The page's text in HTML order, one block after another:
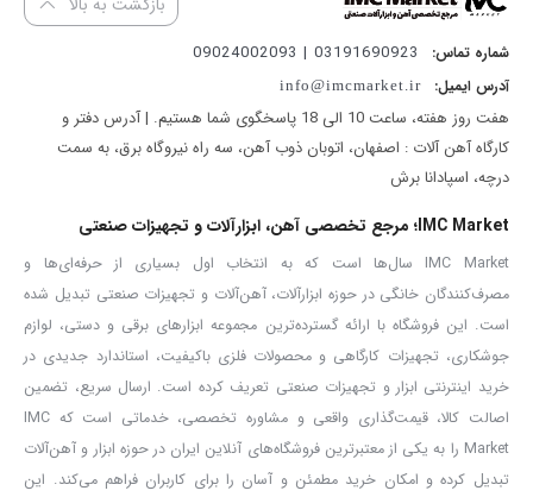
از کیفیت بسیار بالایی برخوردار می باشد .
شماره تماس: 03191690923 | 09024002093
آدرس ایمیل: info@imcmarket.ir
هفت روز هفته، ساعت 10 الی 18 پاسخگوی شما هستیم. | آدرس دفتر و
کارگاه آهن آلات : اصفهان، اتوبان ذوب آهن، سه راه نیروگاه برق، به سمت
درچه، اسپادانا برش
IMC Market؛ مرجع تخصصی آهن، ابزارآلات و تجهیزات صنعتی
IMC Market سال‌ها است که به انتخاب اول بسیاری از حرفه‌ای‌ها و
مصرف‌کنندگان خانگی در حوزه ابزارآلات، آهن‌آلات و تجهیزات صنعتی تبدیل شده
است. این فروشگاه با ارائه گسترده‌ترین مجموعه ابزارهای برقی و دستی، لوازم
جوشکاری، تجهیزات کارگاهی و محصولات فلزی باکیفیت، استاندارد جدیدی در
خرید اینترنتی ابزار و تجهیزات صنعتی تعریف کرده است. ارسال سریع، تضمین
اصالت کالا، قیمت‌گذاری واقعی و مشاوره تخصصی، خدماتی است که IMC
Market را به یکی از معتبرترین فروشگاه‌های آنلاین ایران در حوزه ابزار و آهن‌آلات
تبدیل کرده و امکان خرید مطمئن و آسان را برای کاربران فراهم می‌کند. این